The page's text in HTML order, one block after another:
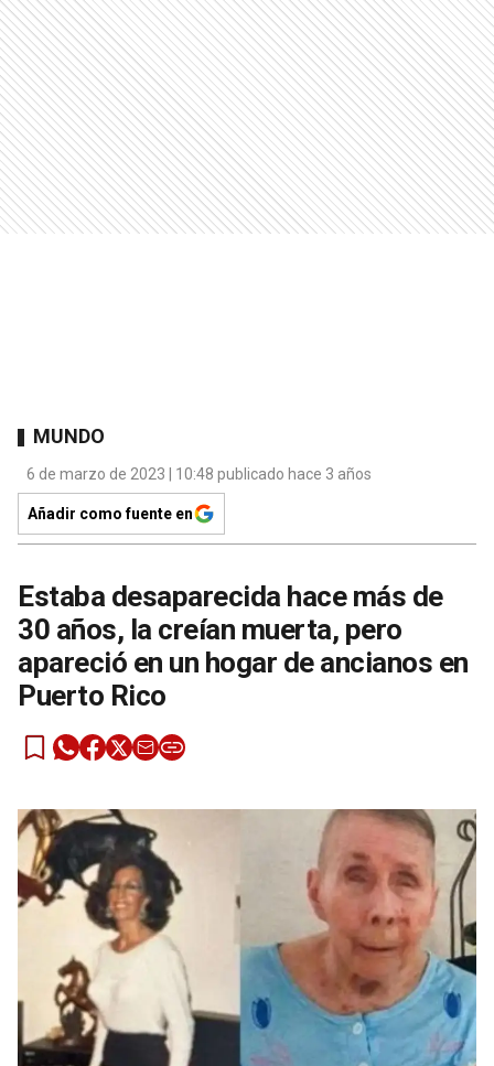
MUNDO
6 de marzo de 2023 | 10:48 publicado hace 3 años
Añadir como fuente en
Estaba desaparecida hace más de
30 años, la creían muerta, pero
apareció en un hogar de ancianos en
Puerto Rico